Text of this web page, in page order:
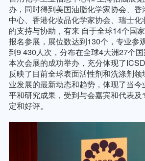
办，同时得到美国油脂化学家协会、
中心、香港化妆品化学家协会、瑞士
的支持与协助，有来 自于全球14个国
报名参展，展位数达到130个，专业参
到9 430人次，分布在全球4大洲27个国
本次会展的成功举办，充分体现了ICSD
反映了目前全球表面活性剂和洗涤剂
业发展的最新动态和趋势，体现了当
平和研究成果，受到与会嘉宾和代表
定和好评。